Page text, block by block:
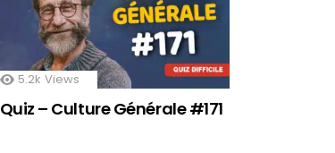
5.2k Views
Quiz – Culture Générale #171